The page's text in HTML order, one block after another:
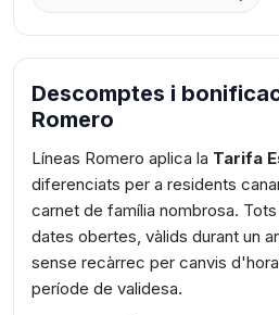
Descomptes i
Romero
Líneas Romero aplica la Tarifa
diferenciats per a residents
carnet de família nombrosa.
dates obertes, vàlids durant un
sense recàrrec per canvis
període de validesa.